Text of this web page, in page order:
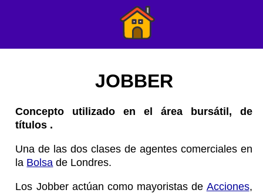
JOBBER
Concepto utilizado en el área bursátil, de
títulos .
Una de las dos clases de agentes comerciales en
la Bolsa de Londres.
Los Jobber actúan como mayoristas de Acciones,